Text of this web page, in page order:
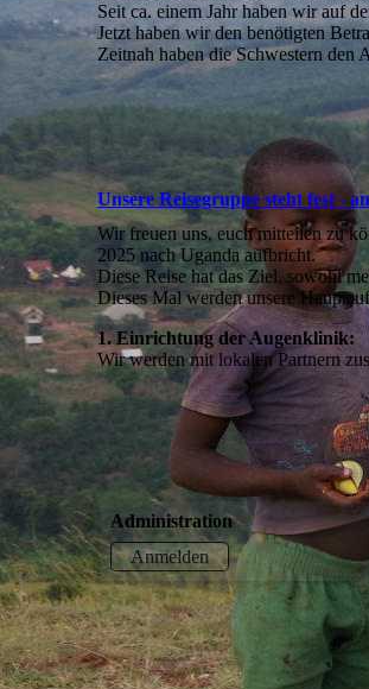
Seit ca. einem Jahr haben wir auf
Jetzt haben wir den benötigten
Zeitnah haben die Schwestern
Unsere Reisegruppe steht fest -
Wir freuen uns, euch mitteilen zu
2025 nach Uganda aufbricht.
Diese Reise hat das Ziel, sowohl
Dieses Mal werden unsere
1. Einrichtung der Augenklinik:
Wir werden mit lokalen Partnern
Administration
Anmelden